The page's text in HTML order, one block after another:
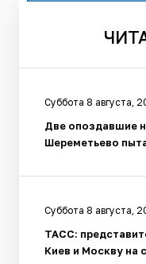
Суббота 8 августа,
Две опоздавшие
Шереметьево
Суббота 8 августа,
ТАСС:
Киев и Москву на